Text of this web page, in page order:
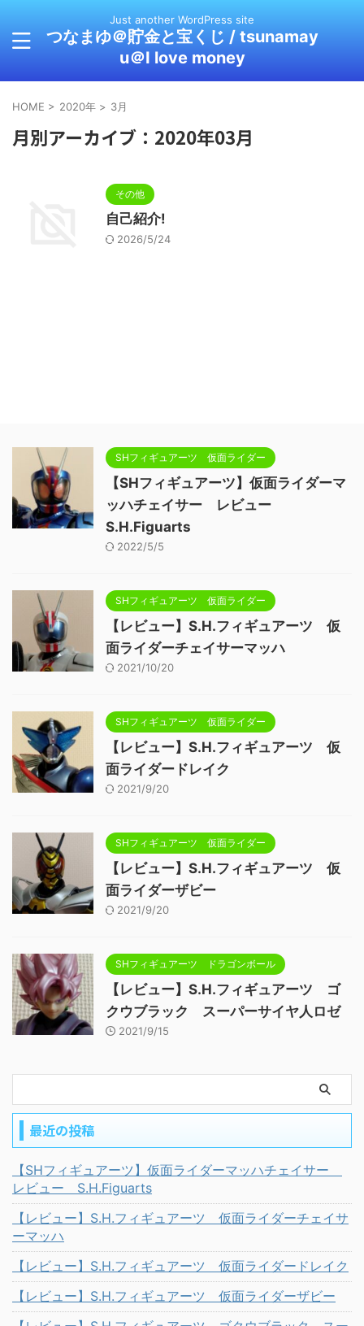
Just another WordPress site
つなまゆ＠貯金と宝くじ / tsunamay
u＠I love money
HOME > 2020年 > 3月
月別アーカイブ：2020年03月
その他
自己紹介!
2026/5/24
SHフィギュアーツ 仮面ライダー
【SHフィギュアーツ】仮面ライダーマ
ッハチェイサー レビュー
S.H.Figuarts
2022/5/5
SHフィギュアーツ 仮面ライダー
【レビュー】S.H.フィギュアーツ 仮
面ライダーチェイサーマッハ
2021/10/20
SHフィギュアーツ 仮面ライダー
【レビュー】S.H.フィギュアーツ 仮
面ライダードレイク
2021/9/20
SHフィギュアーツ 仮面ライダー
【レビュー】S.H.フィギュアーツ 仮
面ライダーザビー
2021/9/20
SHフィギュアーツ ドラゴンボール
【レビュー】S.H.フィギュアーツ ゴ
クウブラック スーパーサイヤ人ロゼ
2021/9/15
最近の投稿
【SHフィギュアーツ】仮面ライダーマッハチェイサー
レビュー S.H.Figuarts
【レビュー】S.H.フィギュアーツ 仮面ライダーチェイサ
ーマッハ
【レビュー】S.H.フィギュアーツ 仮面ライダードレイク
【レビュー】S.H.フィギュアーツ 仮面ライダーザビー